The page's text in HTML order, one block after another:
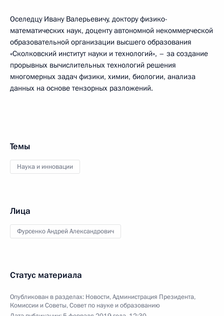
Оселедцу Ивану Валерьевичу, доктору физико-
математических наук, доценту автономной некоммерческой
образовательной организации высшего образования
«Сколковский институт науки и технологий», – за создание
прорывных вычислительных технологий решения
многомерных задач физики, химии, биологии, анализа
данных на основе тензорных разложений.
Темы
Наука и инновации
Лица
Фурсенко Андрей Александрович
Статус материала
Опубликован в разделах: Новости,Администрация Президента,
Комиссии и Советы,Совет по науке и образованию